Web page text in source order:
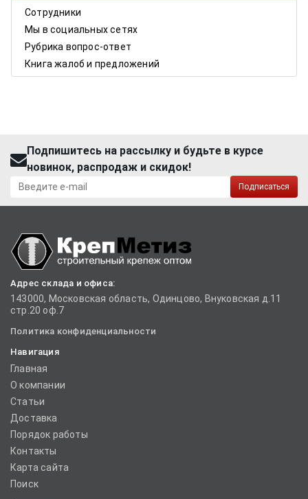
Сотрудники
Мы в социальных сетях
Рубрика вопрос-ответ
Книга жалоб и предложений
Подпишитесь на рассылку и будьте в курсе
новинок, распродаж и скидок!
Подписаться
Адрес склада и офиса:
143000, Московская область, Одинцово, Внуковская д.11
стр.20 оф.7
Политика конфиденциальности
Навигация
Главная
О компании
Статьи
Доставка
Порядок работы
Контакты
Карта сайта
Поиск